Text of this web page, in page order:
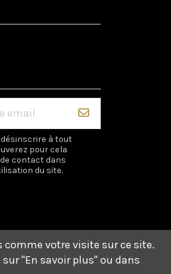
désinscrire à tout
pour cela
contact dans
du site.
votre visite sur ce site.
"En savoir plus" ou dans